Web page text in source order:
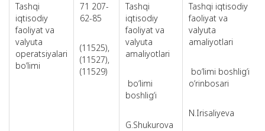
Tashqi
iqtisodiy
faoliyat va
valyuta
operatsiyalari
bo‘limi
71 207-
62-85
(11525),
(11527),
(11529)
Tashqi
iqtisodiy
faoliyat va
valyuta
amaliyotlari
bo‘limi
boshlig‘i
G.Shukurova
Tashqi iqtisodiy
faoliyat va
valyuta
amaliyotlari
bo‘limi boshlig‘i
o‘rinbosari
N.Irisaliyeva